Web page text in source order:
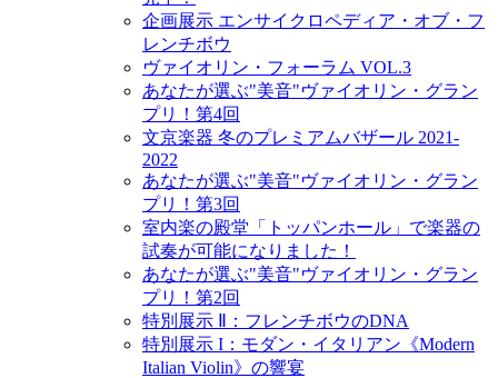
企画展示 エンサイクロペディア・オブ・フ
レンチボウ
ヴァイオリン・フォーラム VOL.3
あなたが選ぶ"美音"ヴァイオリン・グラン
プリ！第4回
文京楽器 冬のプレミアムバザール 2021-
2022
あなたが選ぶ"美音"ヴァイオリン・グラン
プリ！第3回
室内楽の殿堂「トッパンホール」で楽器の
試奏が可能になりました！
あなたが選ぶ"美音"ヴァイオリン・グラン
プリ！第2回
特別展示 Ⅱ：フレンチボウのDNA
特別展示 I：モダン・イタリアン《Modern
Italian Violin》の響宴